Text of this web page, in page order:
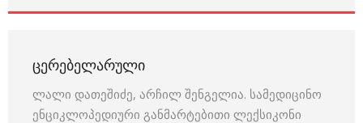
ᲪᲔᲠᲔᲑᲔᲚᲐᲠᲣᲚᲘ
ლალი დათეშიძე, არჩილ შენგელია. სამედიცინო
ენციკლოპედიური განმარტებითი ლექსიკონი